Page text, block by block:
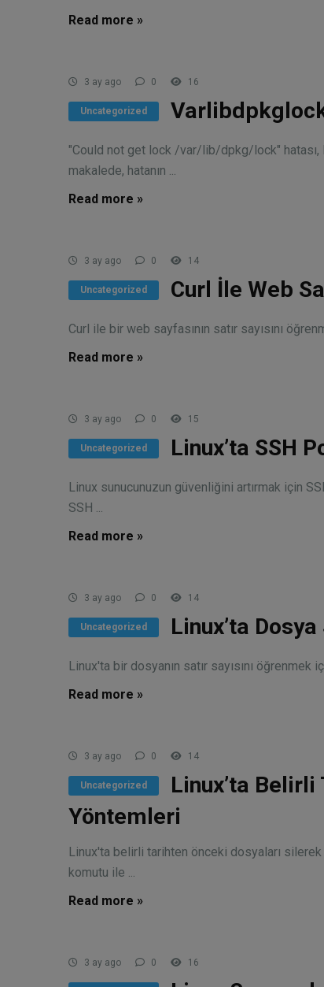
Read more »
3 ay ago 0 16
Uncategorized
"Could not get lock /var/lib/dpkg/lock" hatası,
makalede, hatanın ...
Read more »
3 ay ago 0 14
Uncategorized Curl İle Web
Curl ile bir web sayfasının satır sayısını
Read more »
3 ay ago 0 15
Uncategorized Linux’ta SSH
Linux sunucunuzun güvenliğini artırmak için
SSH ...
Read more »
3 ay ago 0 14
Uncategorized Linux’ta
Linux'ta bir dosyanın satır sayısını
Read more »
3 ay ago 0 14
Uncategorized
Linux’ta Belirli
Yöntemleri
Linux'ta belirli tarihten önceki dosyaları silerek
komutu ile ...
Read more »
3 ay ago 0 16